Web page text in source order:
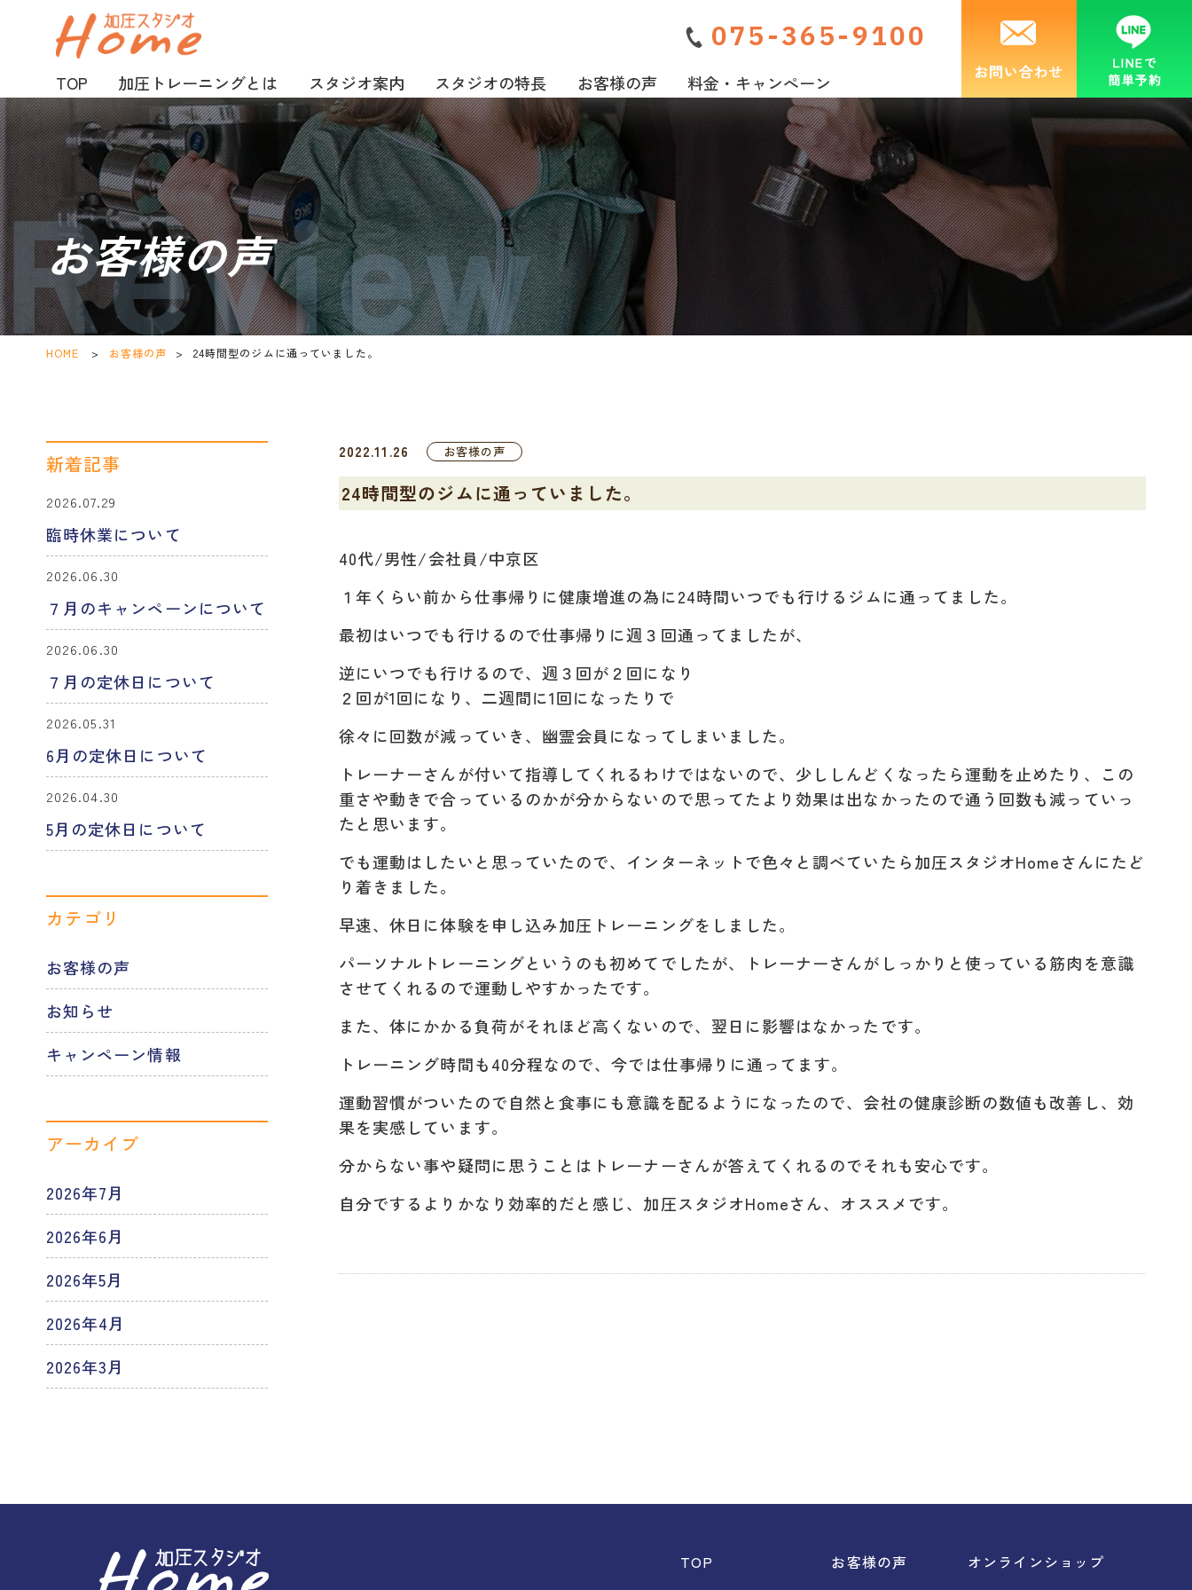
075-365-9100
TOP 加圧トレーニングとは スタジオ案内 スタジオの特長 お客様の声 料金・キャンぺーン
お客様の声
HOME > お客様の声 > 24時間型のジムに通っていました。
新着記事
2026.07.29
臨時休業について
2026.06.30
７月のキャンペーンについて
2026.06.30
７月の定休日について
2026.05.31
6月の定休日について
2026.04.30
5月の定休日について
カテゴリ
お客様の声
お知らせ
キャンペーン情報
アーカイブ
2026年7月
2026年6月
2026年5月
2026年4月
2026年3月
2022.11.26 お客様の声
24時間型のジムに通っていました。
40代/男性/会社員/中京区
１年くらい前から仕事帰りに健康増進の為に24時間いつでも行けるジムに通ってました。
最初はいつでも行けるので仕事帰りに週３回通ってましたが、
逆にいつでも行けるので、週３回が２回になり
２回が1回になり、二週間に1回になったりで
徐々に回数が減っていき、幽霊会員になってしまいました。
トレーナーさんが付いて指導してくれるわけではないので、少ししんどくなったら運動を止めたり、この
重さや動きで合っているのかが分からないので思ってたより効果は出なかったので通う回数も減っていっ
たと思います。
でも運動はしたいと思っていたので、インターネットで色々と調べていたら加圧スタジオHomeさんにたど
り着きました。
早速、休日に体験を申し込み加圧トレーニングをしました。
パーソナルトレーニングというのも初めてでしたが、トレーナーさんがしっかりと使っている筋肉を意識
させてくれるので運動しやすかったです。
また、体にかかる負荷がそれほど高くないので、翌日に影響はなかったです。
トレーニング時間も40分程なので、今では仕事帰りに通ってます。
運動習慣がついたので自然と食事にも意識を配るようになったので、会社の健康診断の数値も改善し、効
果を実感しています。
分からない事や疑問に思うことはトレーナーさんが答えてくれるのでそれも安心です。
自分でするよりかなり効率的だと感じ、加圧スタジオHomeさん、オススメです。
TOP お客様の声 オンラインショップ